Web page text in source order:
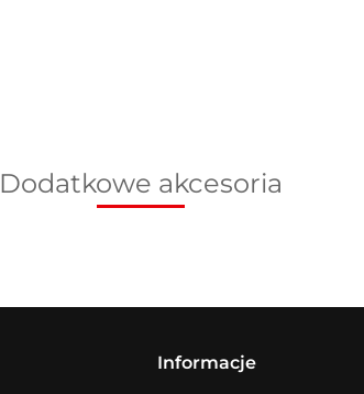
Dodatkowe akcesoria
Informacje